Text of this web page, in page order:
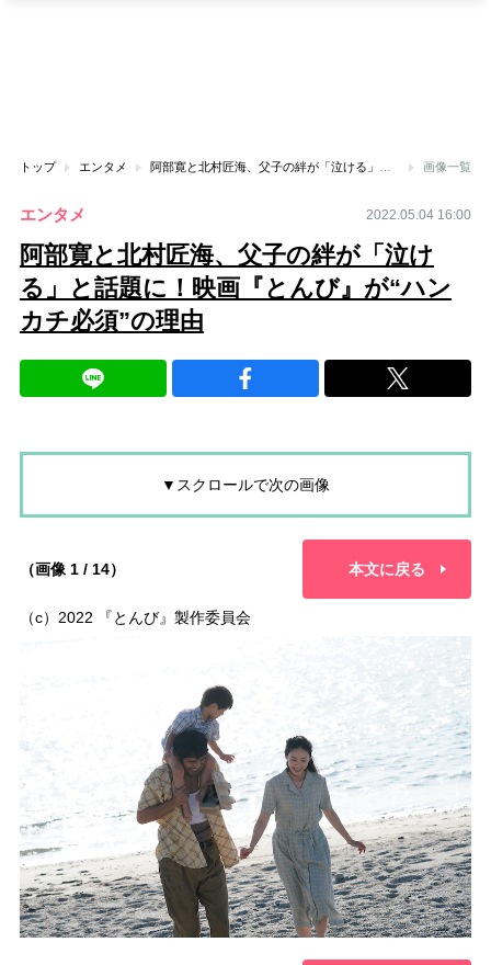
トップ エンタメ 画像一覧
エンタメ 2022.05.04 16:00
阿部寛と北村匠海、父子の絆が「泣け
る」と話題に！映画『とんび』が“ハン
カチ必須”の理由
▼スクロールで次の画像
（画像 1 / 14） 本文に戻る
（c）2022 『とんび』製作委員会